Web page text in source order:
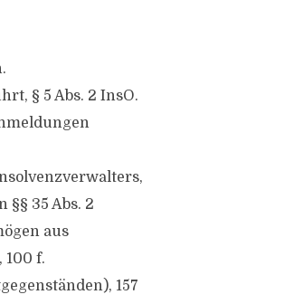
§ 5 Abs. 2 InsO.
§§ 35 Abs. 2
aus
100 f.
157